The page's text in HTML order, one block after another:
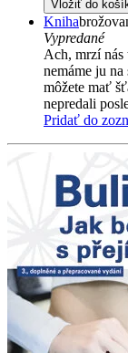
Vložiť do
Kniha
Vypredané
Ach, mrzí nás
nemáme ju
môžete mať
nepredali
Pridať do